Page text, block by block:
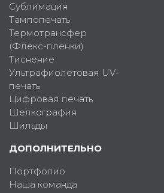
Сублимация
Тампопечать
Термотрансфер
(Флекс-пленки)
Тиснение
Ультрафиолетовая UV-
печать
Цифровая печать
Шелкография
Шильды
ДОПОЛНИТЕЛЬНО
Портфолио
Наша команда